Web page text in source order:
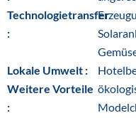
Technologietransfer
:
Lokale Umwelt :
Weitere Vorteile
: